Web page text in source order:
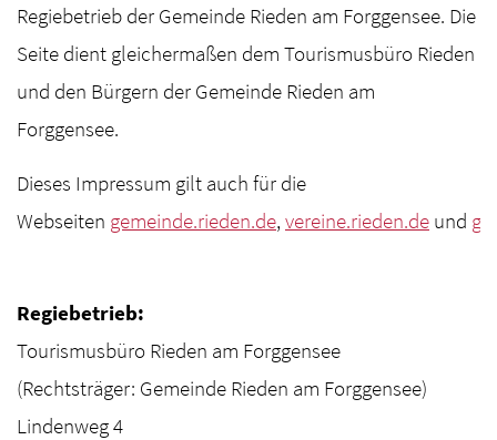
Regiebetrieb der Gemeinde Rieden am Forggensee. Die
Seite dient gleichermaßen dem Tourismusbüro Rieden
und den Bürgern der Gemeinde Rieden am
Forggensee.
Dieses Impressum gilt auch für die
Webseiten gemeinde.rieden.de,vereine.rieden.de und
Regiebetrieb:
Tourismusbüro Rieden am Forggensee
(Rechtsträger: Gemeinde Rieden am Forggensee)
Lindenweg 4